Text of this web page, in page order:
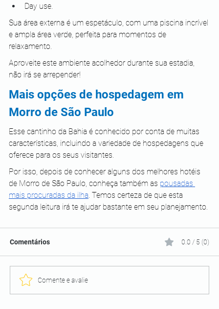
Day use.
Sua área externa é um espetáculo, com uma piscina incrível
e ampla área verde, perfeita para momentos de
relaxamento.
Aproveite este ambiente acolhedor durante sua estadia,
não irá se arrepender!
Mais opções de hospedagem em
Morro de São Paulo
Esse cantinho da Bahia é conhecido por conta de muitas
características, incluindo a variedade de hospedagens que
oferece para os seus visitantes.
Por isso, depois de conhecer alguns dos melhores hotéis
de Morro de São Paulo, conheça também as pousadas
mais procuradas da ilha. Temos certeza de que esta
segunda leitura irá te ajudar bastante em seu planejamento.
Comentários 0.0 / 5 (0)
Comente e avalie